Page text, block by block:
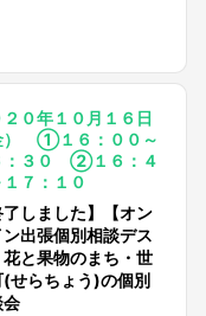
２０年１０月１６日
） ①１６：００～
：３０ ②１６：４
１７：１０
了しました】【オン
ン出張個別相談デス
花と果物のまち・世
(せらちょう)の個別
会